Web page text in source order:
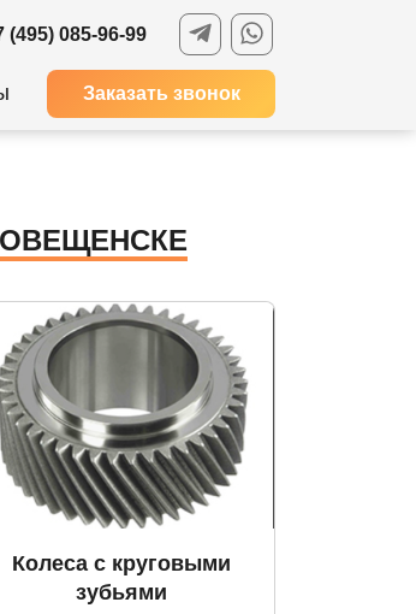
(495) 085-96-99
Заказать звонок
Колеса с круговыми
зубьями